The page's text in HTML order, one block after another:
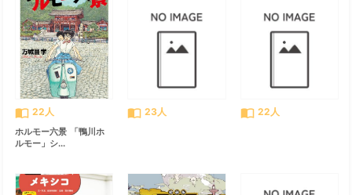
import_contacts 22人
ホルモー六景 「鴨川ホ
ルモー」シ...
import_contacts 23人 import_contacts 22人